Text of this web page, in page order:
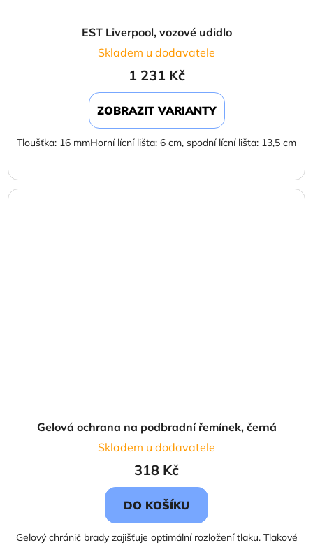
EST Liverpool, vozové udidlo
Skladem u dodavatele
1 231 Kč
ZOBRAZIT VARIANTY
Tloušťka: 16 mmHorní lícní lišta: 6 cm, spodní lícní lišta: 13,5 cm
Gelová ochrana na podbradní řemínek, černá
Skladem u dodavatele
318 Kč
DO KOŠÍKU
Gelový chránič brady zajišťuje optimální rozložení tlaku. Tlakové